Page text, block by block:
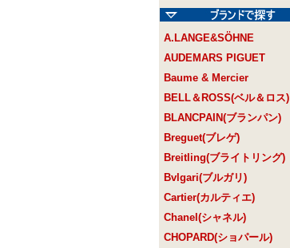
A.LANGE&SÖHNE
AUDEMARS PIGUET
Baume & Mercier
BELL＆ROSS(ベル＆ロス)
BLANCPAIN(ブランパン)
Breguet(ブレゲ)
Breitling(ブライトリング)
Bvlgari(ブルガリ)
Cartier(カルティエ)
Chanel(シャネル)
CHOPARD(ショパール)